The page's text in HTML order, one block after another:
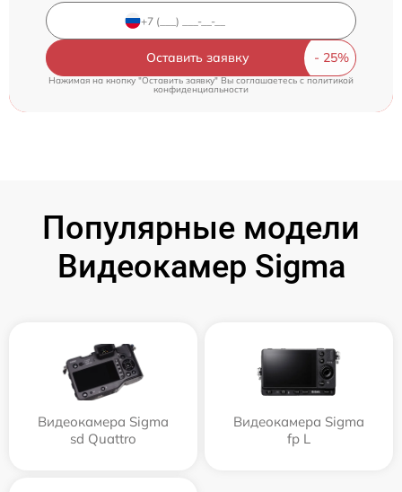
Оставить заявку
Нажимая на кнопку "Оставить заявку" Вы соглашаетесь c политикой
конфиденциальности
Популярные модели
Видеокамер Sigma
Видеокамера Sigma
sd Quattro
Видеокамера Sigma
fp L